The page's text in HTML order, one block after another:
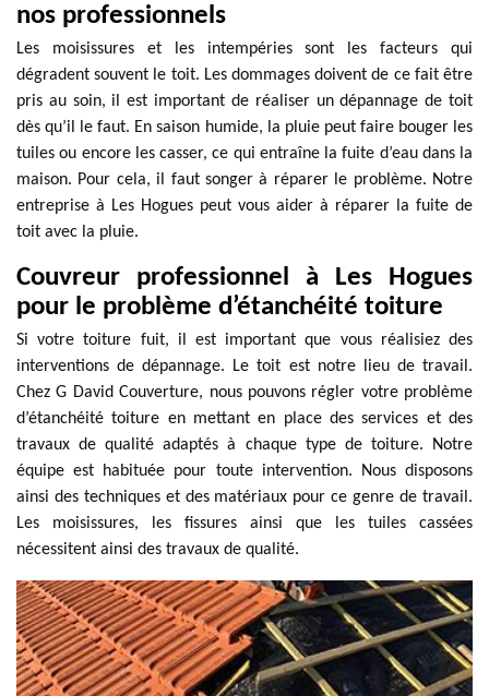
nos professionnels
Les moisissures et les intempéries sont les facteurs qui
dégradent souvent le toit. Les dommages doivent de ce fait être
pris au soin, il est important de réaliser un dépannage de toit
dès qu’il le faut. En saison humide, la pluie peut faire bouger les
tuiles ou encore les casser, ce qui entraîne la fuite d’eau dans la
maison. Pour cela, il faut songer à réparer le problème. Notre
entreprise à Les Hogues peut vous aider à réparer la fuite de
toit avec la pluie.
Couvreur professionnel à Les Hogues
pour le problème d’étanchéité toiture
Si votre toiture fuit, il est important que vous réalisiez des
interventions de dépannage. Le toit est notre lieu de travail.
Chez G David Couverture, nous pouvons régler votre problème
d’étanchéité toiture en mettant en place des services et des
travaux de qualité adaptés à chaque type de toiture. Notre
équipe est habituée pour toute intervention. Nous disposons
ainsi des techniques et des matériaux pour ce genre de travail.
Les moisissures, les fissures ainsi que les tuiles cassées
nécessitent ainsi des travaux de qualité.